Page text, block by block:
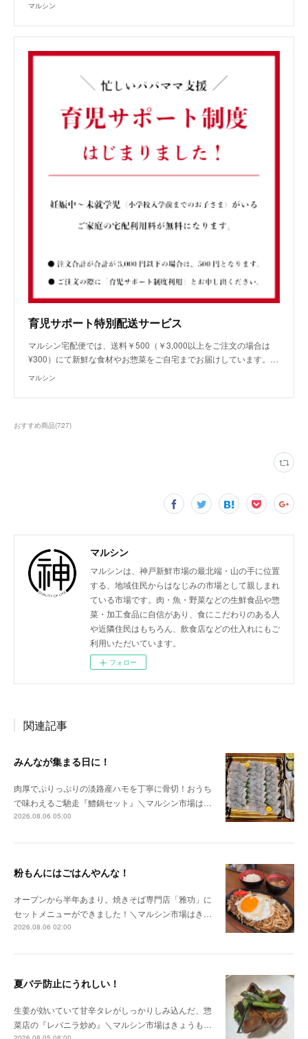
マルシン
育児サポート特別配送サービス
マルシン宅配便では、送料￥500（￥3,000以上をご注文の場合は
¥300）にて新鮮な食材やお惣菜をご自宅までお届けしています。…
マルシン
おすすめ商品(727)
マルシン
マルシンは、神戸新鮮市場の最北端・山の手に位置
する、地域住民からはなじみの市場として親しまれ
ている市場です。肉・魚・野菜などの生鮮食品や惣
菜・加工食品に自信があり、食にこだわりのある人
や近隣住民はもちろん、飲食店などの仕入れにもご
利用いただいています。
フォロー
関連記事
みんなが集まる日に！
肉厚でぷりっぷりの淡路産ハモを丁寧に骨切！おうち
で味わえるご馳走『鱧鍋セット』＼マルシン市場は…
2026.08.06 05:00
粉もんにはごはんやんな！
オープンから半年あまり。焼きそば専門店「雅功」に
セットメニューができました！＼マルシン市場はき…
2026.08.06 02:00
夏バテ防止にうれしい！
生姜が効いていて甘辛タレがしっかりしみ込んだ、惣
菜店の『レバニラ炒め』＼マルシン市場はきょうも…